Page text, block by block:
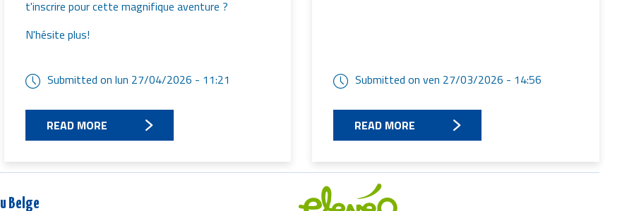
t'inscrire pour cette magnifique aventure ?
N'hésite plus!
Submitted on lun 27/04/2026 - 11:21
READ MORE
Submitted onven 27/03/2026 - 14:56
READ MORE
Belge